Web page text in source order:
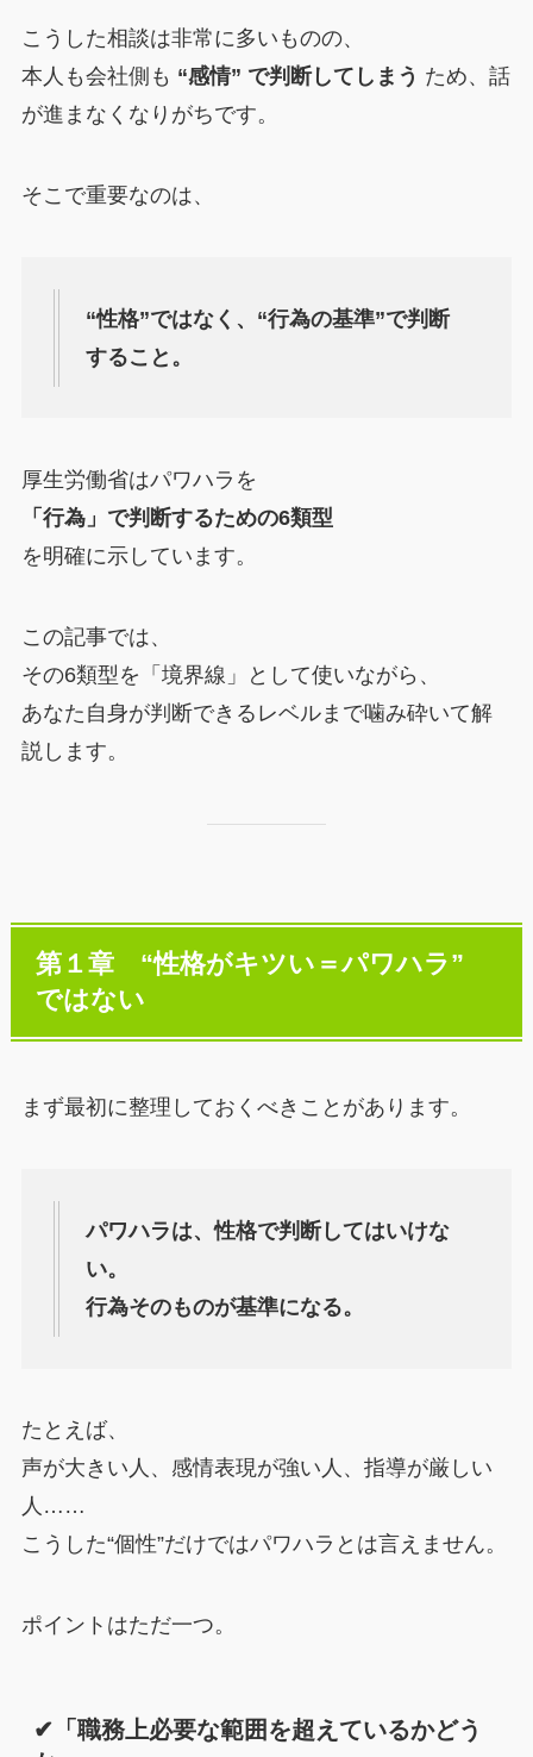
こうした相談は非常に多いものの、
本人も会社側も “感情” で判断してしまう ため、話
が進まなくなりがちです。
そこで重要なのは、
“性格”ではなく、“行為の基準”で判断
すること。
厚生労働省はパワハラを
「行為」で判断するための6類型
を明確に示しています。
この記事では、
その6類型を「境界線」として使いながら、
あなた自身が判断できるレベルまで噛み砕いて解
説します。
第１章 “性格がキツい＝パワハラ”
ではない
まず最初に整理しておくべきことがあります。
パワハラは、性格で判断してはいけな
い。
行為そのものが基準になる。
たとえば、
声が大きい人、感情表現が強い人、指導が厳しい
人……
こうした“個性”だけではパワハラとは言えません。
ポイントはただ一つ。
✔「職務上必要な範囲を超えているかどう